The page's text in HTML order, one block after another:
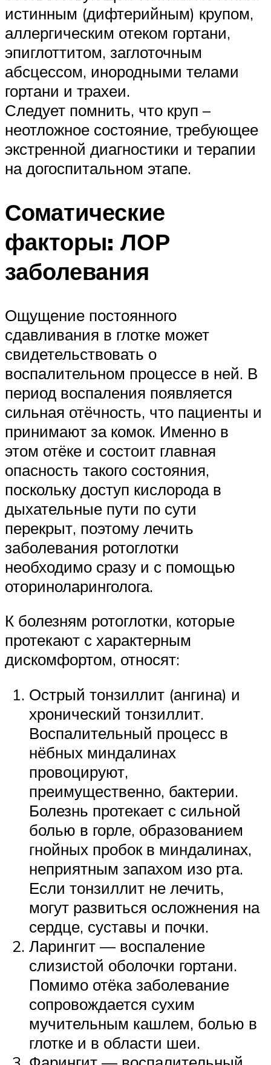
истинным (дифтерийным) крупом,
аллергическим отеком гортани,
эпиглоттитом, заглоточным
абсцессом, инородными телами
гортани и трахеи.
Следует помнить, что круп –
неотложное состояние, требующее
экстренной диагностики и терапии
на догоспитальном этапе.
Соматические
факторы: ЛОР
заболевания
Ощущение постоянного
сдавливания в глотке может
свидетельствовать о
воспалительном процессе в ней. В
период воспаления появляется
сильная отёчность, что пациенты и
принимают за комок. Именно в
этом отёке и состоит главная
опасность такого состояния,
поскольку доступ кислорода в
дыхательные пути по сути
перекрыт, поэтому лечить
заболевания ротоглотки
необходимо сразу и с помощью
оториноларинголога.
К болезням ротоглотки, которые
протекают с характерным
дискомфортом, относят:
Острый тонзиллит (ангина) и
хронический тонзиллит.
Воспалительный процесс в
нёбных миндалинах
провоцируют,
преимущественно, бактерии.
Болезнь протекает с сильной
болью в горле, образованием
гнойных пробок в миндалинах,
неприятным запахом изо рта.
Если тонзиллит не лечить,
могут развиться осложнения на
сердце, суставы и почки.
Ларингит — воспаление
слизистой оболочки гортани.
Помимо отёка заболевание
сопровождается сухим
мучительным кашлем, болью в
глотке и в области шеи.